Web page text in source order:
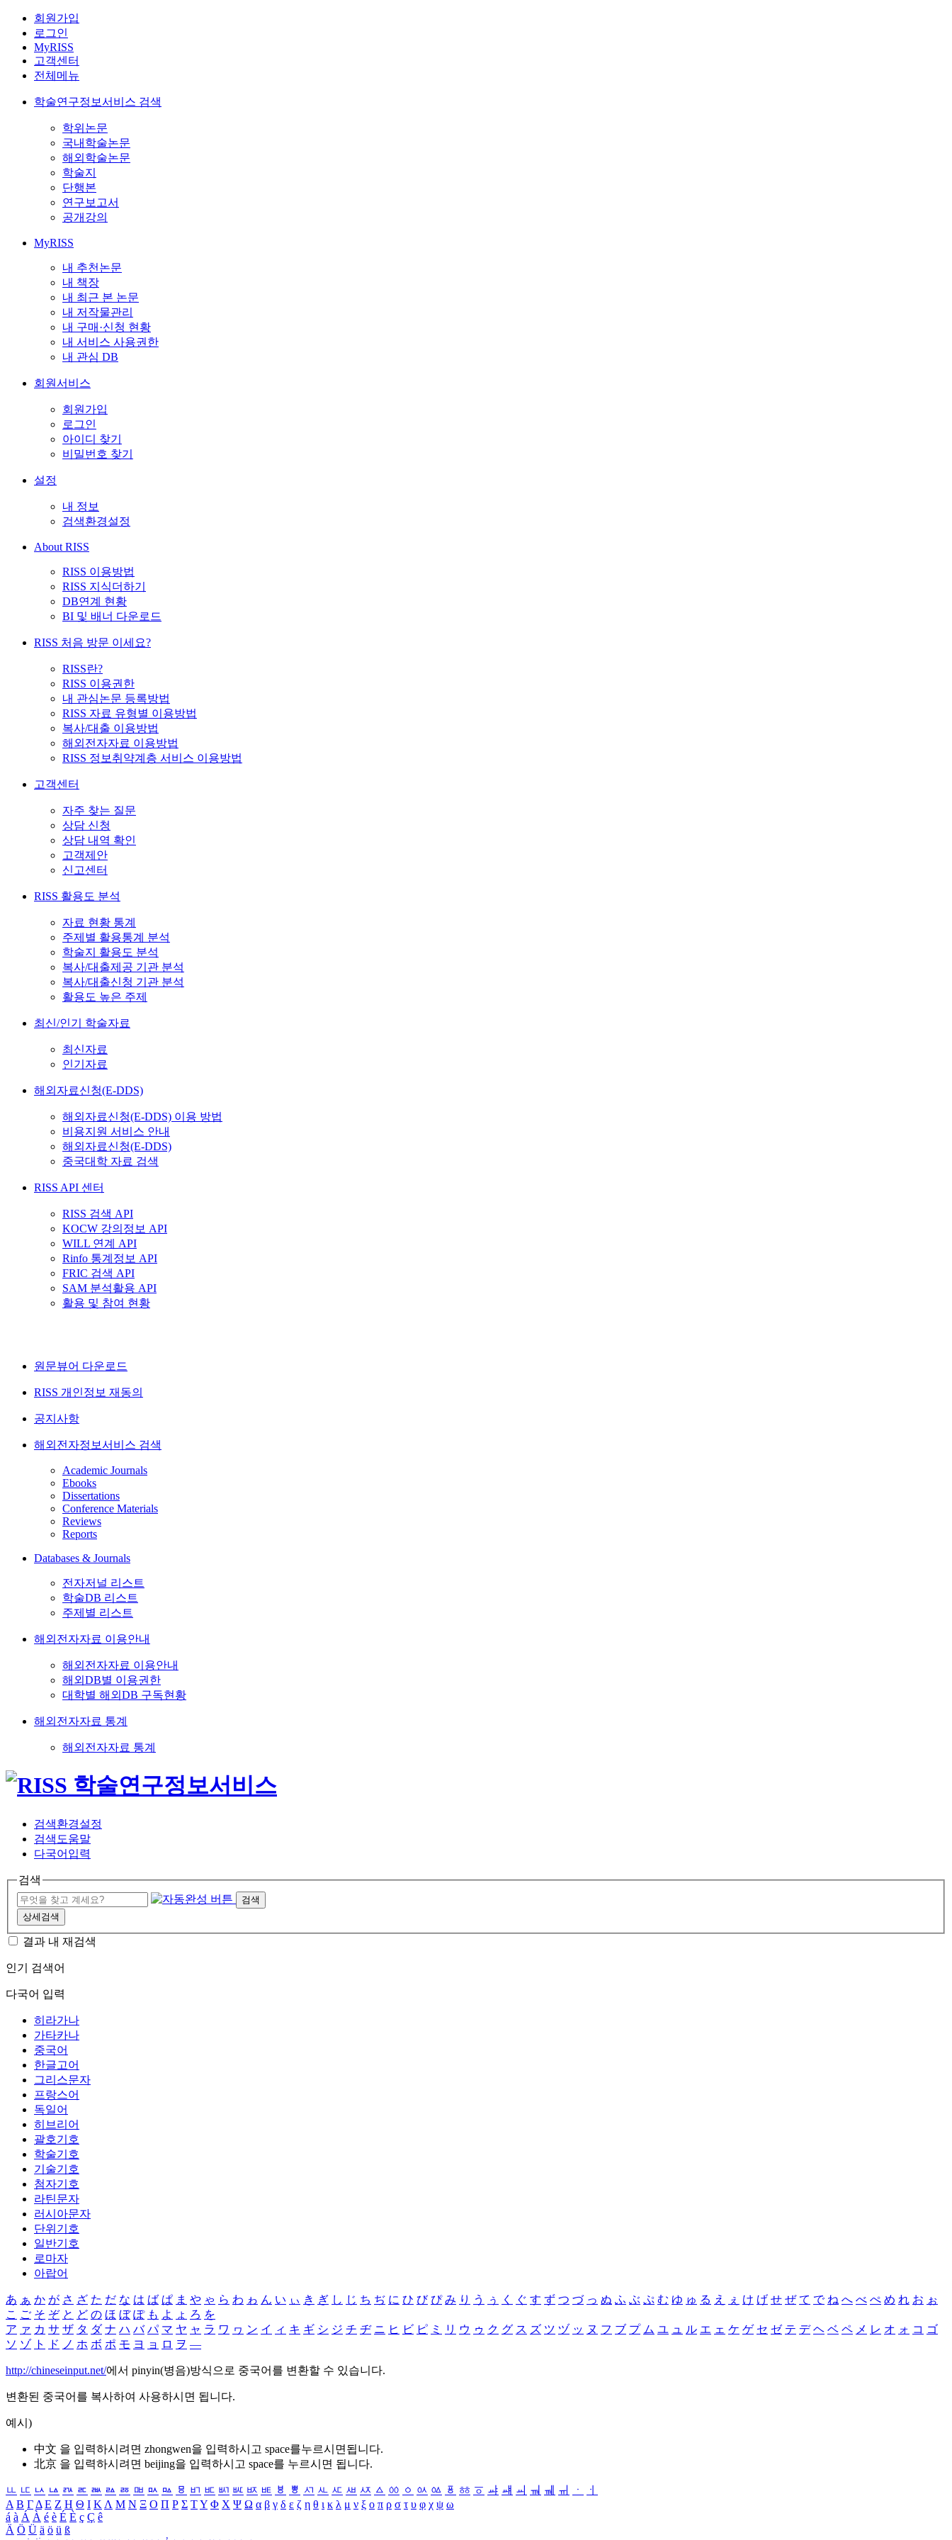
회원가입
로그인
MyRISS
고객센터
전체메뉴
학술연구정보서비스 검색
학위논문
국내학술논문
해외학술논문
학술지
단행본
연구보고서
공개강의
MyRISS
내 추천논문
내 책장
내 최근 본 논문
내 저작물관리
내 구매·신청 현황
내 서비스 사용권한
내 관심 DB
회원서비스
회원가입
로그인
아이디 찾기
비밀번호 찾기
설정
내 정보
검색환경설정
About RISS
RISS 이용방법
RISS 지식더하기
DB연계 현황
BI 및 배너 다운로드
RISS 처음 방문 이세요?
RISS란?
RISS 이용권한
내 관심논문 등록방법
RISS 자료 유형별 이용방법
복사/대출 이용방법
해외전자자료 이용방법
RISS 정보취약계층 서비스 이용방법
고객센터
자주 찾는 질문
상담 신청
상담 내역 확인
고객제안
신고센터
RISS 활용도 분석
자료 현황 통계
주제별 활용통계 분석
학술지 활용도 분석
복사/대출제공 기관 분석
복사/대출신청 기관 분석
활용도 높은 주제
최신/인기 학술자료
최신자료
인기자료
해외자료신청(E-DDS)
해외자료신청(E-DDS) 이용 방법
비용지원 서비스 안내
해외자료신청(E-DDS)
중국대학 자료 검색
RISS API 센터
RISS 검색 API
KOCW 강의정보 API
WILL 연계 API
Rinfo 통계정보 API
FRIC 검색 API
SAM 분석활용 API
활용 및 참여 현황
원문뷰어 다운로드
RISS 개인정보 재동의
공지사항
해외전자정보서비스 검색
Academic Journals
Ebooks
Dissertations
Conference Materials
Reviews
Reports
Databases & Journals
전자저널 리스트
학술DB 리스트
주제별 리스트
해외전자자료 이용안내
해외전자자료 이용안내
해외DB별 이용권한
대학별 해외DB 구독현황
해외전자자료 통계
해외전자자료 통계
검색환경설정
검색도움말
다국어입력
검색
검색
상세검색
결과 내 재검색
인기 검색어
다국어 입력
히라가나
가타카나
중국어
한글고어
그리스문자
프랑스어
독일어
히브리어
괄호기호
학술기호
기술기호
첨자기호
라틴문자
러시아문자
단위기호
일반기호
로마자
아랍어
あ ぁ か が さ ざ た だ な は ば ぱ ま や ゃ ら わ ゎ ん い ぃ き ぎ し じ ち ぢ に ひ び ぴ み り う ぅ く ぐ す ず つ づ っ ぬ ふ ぶ ぷ む ゆ ゅ る え ぇ け げ せ ぜ て で ね へ べ ぺ め れ お ぉ
こ ご そ ぞ と ど の ほ ぼ ぽ も よ ょ ろ を
ア ァ カ サ ザ タ ダ ナ ハ バ パ マ ヤ ャ ラ ワ ヮ ン イ ィ キ ギ シ ジ チ ヂ ニ ヒ ビ ピ ミ リ ウ ゥ ク グ ス ズ ツ ヅ ッ ヌ フ ブ プ ム ユ ュ ル エ ェ ケ ゲ セ ゼ テ デ ヘ ベ ペ メ レ オ ォ コ ゴ
ソ ゾ ト ド ノ ホ ボ ポ モ ヨ ョ ロ ヲ ―
http://chineseinput.net/에서 pinyin(병음)방식으로 중국어를 변환할 수 있습니다.
변환된 중국어를 복사하여 사용하시면 됩니다.
예시)
中文 을 입력하시려면 zhongwen을 입력하시고 space를누르시면됩니다.
北京 을 입력하시려면 beijing을 입력하시고 space를 누르시면 됩니다.
ㅥ ㅦ ㅧ ㅨ ㅩ ㅪ ㅫ ㅬ ㅭ ㅮ ㅯ ㅰ ㅱ ㅲ ㅳ ㅴ ㅵ ㅶ ㅷ ㅸ ㅹ ㅺ ㅻ ㅼ ㅽ ㅾ ㅿ ㆀ ㆁ ㆂ ㆃ ㆄ ㆅ ㆆ ㆇ ㆈ ㆉ ㆊ ㆋ ㆌ ㆍ
ㆎ
Α Β ΓΔ Ε Ζ Η Θ Ι ΚΛ Μ Ν Ξ Ο Π Ρ Σ ΤΥ Φ Χ Ψ Ω α β γ δ ε ζ η θ ι κ λ μ ν ξ ο π ρ σ τ υ φ χ ψ ω
á à Á À é è É È ç Ç ê
Ä Ö Ü ä ö ü ß